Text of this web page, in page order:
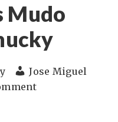
Mudo
Jose Miguel